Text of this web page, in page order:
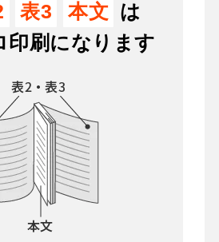
表3 本文 は
印刷になります